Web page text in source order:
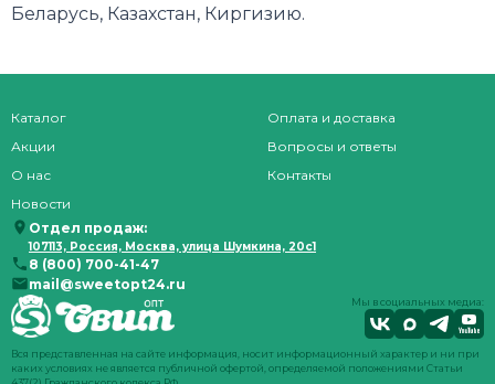
Беларусь, Казахстан, Киргизию.
Каталог
Акции
О нас
Новости
Оплата и доставка
Вопросы и ответы
Контакты
Отдел продаж:
107113, Россия, Москва, улица Шумкина, 20с1
8 (800) 700-41-47
mail@sweetopt24.ru
Мы в социальных медиа:
Вся представленная на сайте информация, носит информационный характер и ни при
каких условиях не является публичной офертой, определяемой положениями Статьи